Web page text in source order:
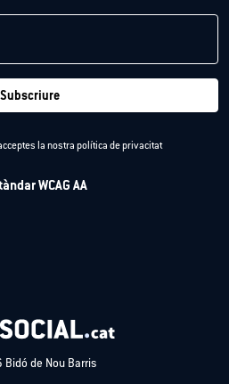
Subscriure
la nostra política de privacitat
WCAG AA
de Nou Barris